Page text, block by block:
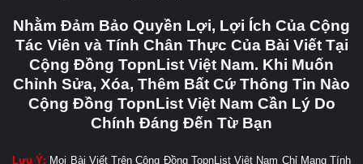
Nhằm Đảm Bảo Quyền Lợi, Lợi Ích Của Cộng
Tác Viên và Tính Chân Thực Của Bài Viết Tại
Cộng Đồng TopnList Việt Nam. Khi Muốn
Chỉnh Sửa, Xóa, Thêm Bất Cứ Thông Tin Nào
Cộng Đồng TopnList Việt Nam Cần Lý Do
Chính Đáng Đến Từ Bạn
Lưu Ý: Mọi Bài Viết Trên Cộng Đồng TopnList Việt Nam Chỉ Mang Tính